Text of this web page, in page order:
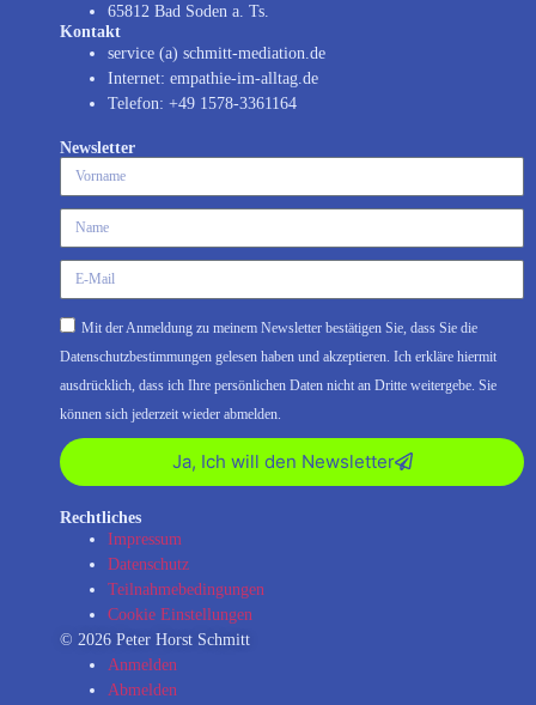
65812 Bad Soden a. Ts.
Kontakt
service (a) schmitt-mediation.de
Internet: empathie-im-alltag.de
Telefon: +49 1578-3361164
Newsletter
Mit der Anmeldung zu meinem Newsletter bestätigen Sie, dass Sie die
Datenschutzbestimmungen gelesen haben und akzeptieren. Ich erkläre hiermit
ausdrücklich, dass ich Ihre persönlichen Daten nicht an Dritte weitergebe. Sie
können sich jederzeit wieder abmelden.
Ja, Ich will den Newsletter
Rechtliches
Impressum
Datenschutz
Teilnahmebedingungen
Cookie Einstellungen
© 2026 Peter Horst Schmitt
Anmelden
Abmelden